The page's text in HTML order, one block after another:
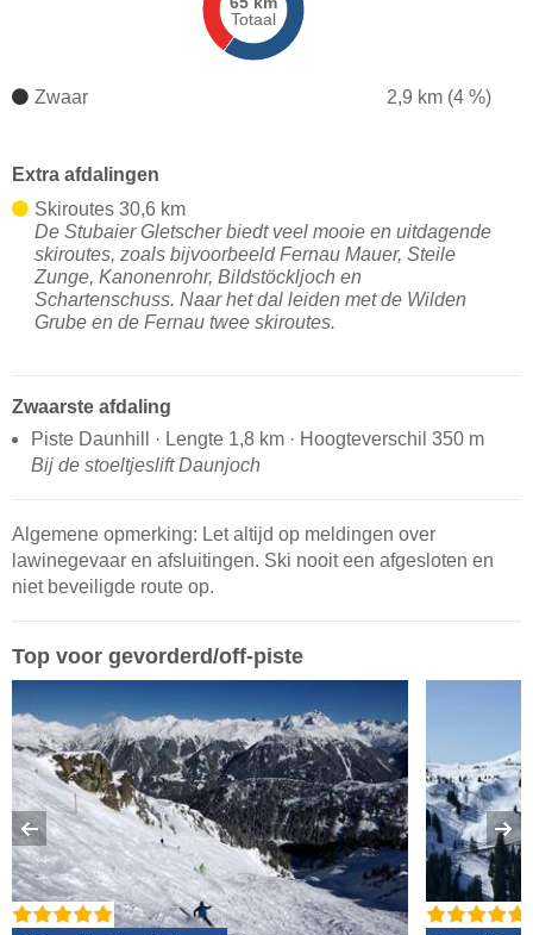
Totaal
Zwaar 2,9 km (4 %)
Extra afdalingen
Skiroutes 30,6 km
De Stubaier Gletscher biedt veel mooie en uitdagende
skiroutes, zoals bijvoorbeeld Fernau Mauer, Steile
Zunge, Kanonenrohr, Bildstöckljoch en
Schartenschuss. Naar het dal leiden met de Wilden
Grube en de Fernau twee skiroutes.
Zwaarste afdaling
Piste Daunhill · Lengte 1,8 km · Hoogteverschil 350 m
Bij de stoeltjeslift Daunjoch
Algemene opmerking: Let altijd op meldingen over
lawinegevaar en afsluitingen. Ski nooit een afgesloten en
niet beveiligde route op.
Top voor gevorderd/off-piste